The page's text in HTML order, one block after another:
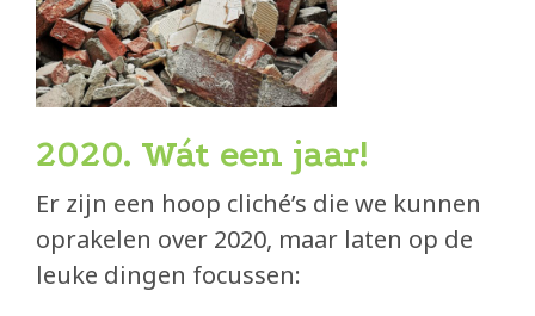
Eetcafé de Juin
Buurderij
Buurtbabbels
Bouwen
Duurzaam bouwen
2020. Wát een jaar!
Er zijn een hoop cliché’s die we kunnen
oprakelen over 2020, maar laten op de
leuke dingen focussen: